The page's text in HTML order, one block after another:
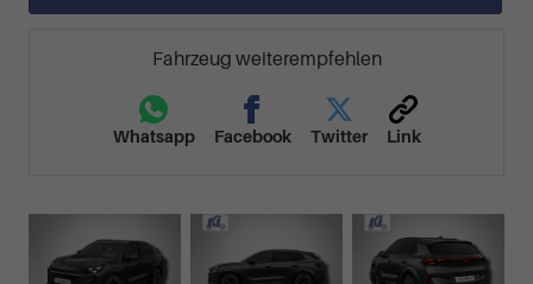
Fahrzeug weiterempfehlen
Whatsapp Facebook Twitter Link